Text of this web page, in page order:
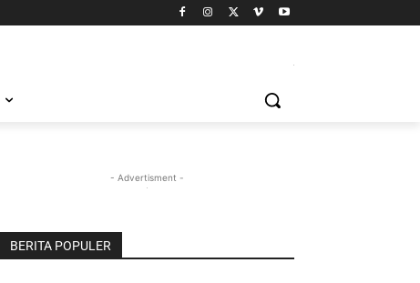
- Advertisment -
BERITA POPULER